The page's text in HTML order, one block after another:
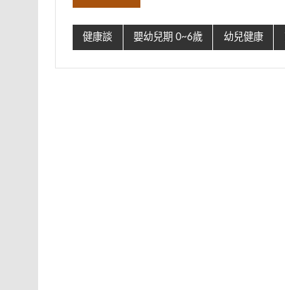
健康談 嬰幼兒期 0~6歲 幼兒健康